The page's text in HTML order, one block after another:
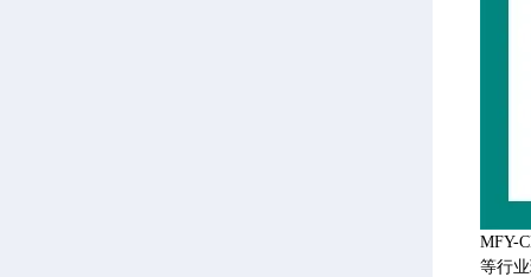
MFY-
等行